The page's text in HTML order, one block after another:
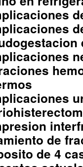
de
de 4